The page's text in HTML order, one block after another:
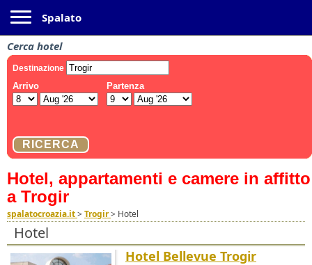
Spalato
Cerca hotel
Hotel, appartamenti e camere in affitto
a Trogir
spalatocroazia.it>Trogir> Hotel
Hotel
Hotel Bellevue Trogir